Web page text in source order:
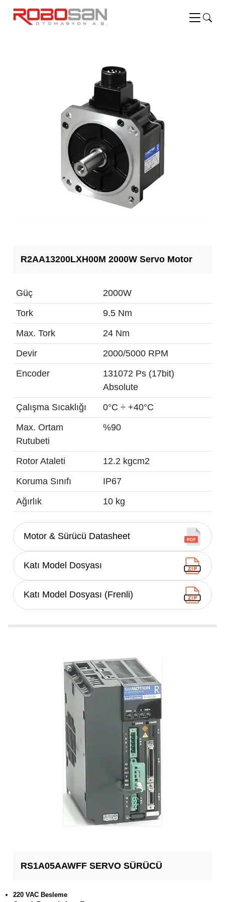
R2AA13200LXH00M 2000W Servo Motor
Güç
2000W
Tork
9.5 Nm
Max. Tork
24 Nm
Devir
2000/5000 RPM
Encoder
131072 Ps (17bit)
Absolute
Çalışma Sıcaklığı
0°C ÷ +40°C
Max. Ortam
Rutubeti
%90
Rotor Ataleti
12.2 kgcm2
Koruma Sınıfı
IP67
Ağırlık
10 kg
Motor & Sürücü Datasheet
Katı Model Dosyası
Katı Model Dosyası (Frenli)
RS1A05AAWFF SERVO SÜRÜCÜ
220 VAC Besleme